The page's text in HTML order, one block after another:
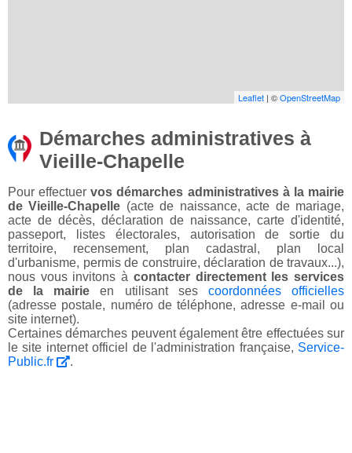
Leaflet | ©OpenStreetMap
Démarches administratives à
Vieille-Chapelle
Pour effectuervos démarches administratives à la mairie
de Vieille-Chapelle (acte de naissance, acte de mariage,
acte de décès, déclaration de naissance, carte d'identité,
passeport, listes électorales, autorisation de sortie du
territoire, recensement, plan cadastral, plan local
d'urbanisme, permis de construire, déclaration de travaux...),
nous vous invitons à contacter directement les services
de la mairie en utilisant ses coordonnées officielles
(adresse postale, numéro de téléphone, adresse e-mail ou
site internet).
Certaines démarches peuvent également être effectuées sur
le site internet officiel de l'administration française, Service-
Public.fr
.